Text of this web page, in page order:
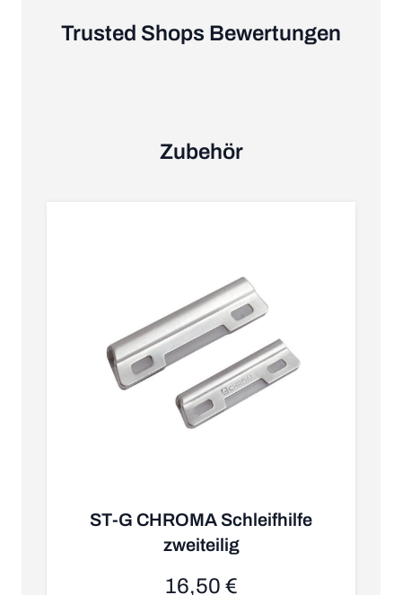
Trusted Shops Bewertungen
Zubehör
ST-G CHROMA Schleifhilfe
zweiteilig
16,50 €